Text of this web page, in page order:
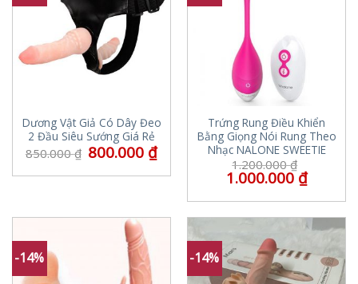
Dương Vật Giả Có Dây Đeo
2 Đầu Siêu Sướng Giá Rẻ
850.000₫ 800.000 ₫
Trứng Rung Điều Khiển
Bằng Giọng Nói Rung Theo
Nhạc NALONE SWEETIE
1.200.000₫
1.000.000₫
-14% -14%